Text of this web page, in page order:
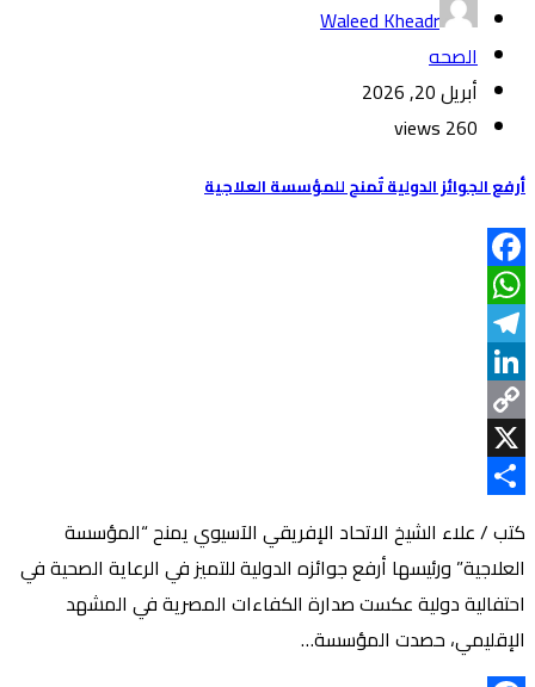
Waleed Kheadr
الصحه
أبريل 20, 2026
260 views
أرفع الجوائز الدولية تٌمنح للمؤسسة العلاجية
Facebook
WhatsApp
Telegram
LinkedIn
Copy
LinkX
كتب / علاء الشيخ الاتحاد الإفريقي الآسيوي يمنح “المؤسسة
العلاجية” ورئيسها أرفع جوائزه الدولية للتميز في الرعاية الصحية في
احتفالية دولية عكست صدارة الكفاءات المصرية في المشهد
الإقليمي، حصدت المؤسسة…